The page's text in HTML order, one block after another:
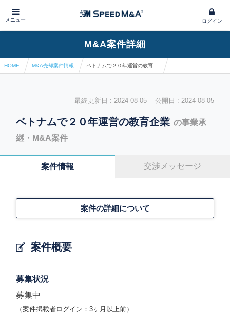
メニュー ログイン
M&A案件詳細
HOME M&A売却案件情報
最終更新日 : 2024-08-05 公開日 : 2024-08-05
ベトナムで２０年運営の教育企業 の事業承
継・M&A案件
案件情報 交渉メッセージ
案件概要
案件の詳細について
募集状況
募集中
（案件掲載者ログイン：3ヶ月以上前）